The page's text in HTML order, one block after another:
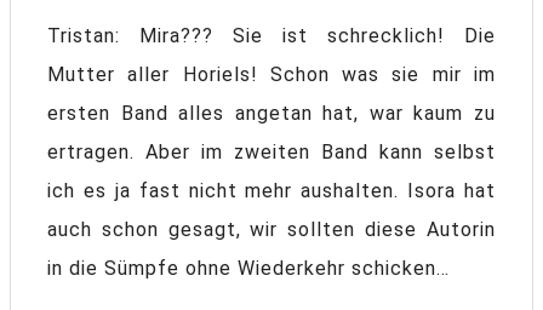
Tristan: Mira??? Sie ist schrecklich! Die
Mutter aller Horiels! Schon was sie mir im
ersten Band alles angetan hat, war kaum zu
ertragen. Aber im zweiten Band kann selbst
ich es ja fast nicht mehr aushalten. Isora hat
auch schon gesagt, wir sollten diese Autorin
in die Sümpfe ohne Wiederkehr schicken…